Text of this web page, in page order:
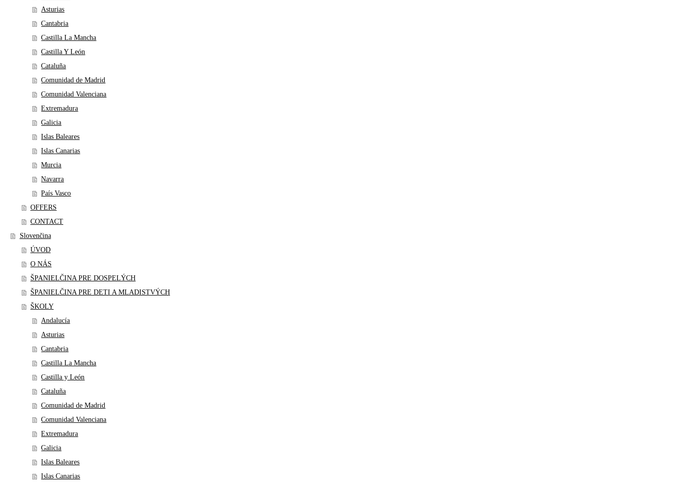
Asturias
Cantabria
Castilla La Mancha
Castilla Y León
Cataluña
Comunidad de Madrid
Comunidad Valenciana
Extremadura
Galicia
Islas Baleares
Islas Canarias
Murcia
Navarra
País Vasco
OFFERS
CONTACT
Slovenčina
ÚVOD
O NÁS
ŠPANIELČINA PRE DOSPELÝCH
ŠPANIELČINA PRE DETI A MLADISTVÝCH
ŠKOLY
Andalucía
Asturias
Cantabria
Castilla La Mancha
Castilla y León
Cataluña
Comunidad de Madrid
Comunidad Valenciana
Extremadura
Galicia
Islas Baleares
Islas Canarias